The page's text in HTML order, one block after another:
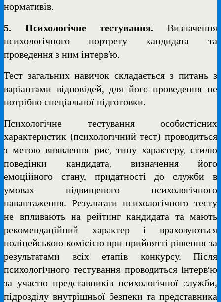
нормативів.
5.
Психологічне тестування. Визначення
психологічного портрету кандидата та
проведення з ним інтерв′ю.
Тест загальних навичок складається з питань з
варіантами відповідей, для його проведення не
потрібно спеціальної підготовки.
Психологічне тестування особистісних
характеристик (психологічний тест) проводиться
з метою виявлення рис, типу характеру, стилю
поведінки кандидата, визначення його
емоційного стану, придатності до служби в
умовах підвищеного психологічного
навантаження. Результати психологічного тесту
не впливають на рейтинг кандидата та мають
рекомендаційний характер і враховуються
поліцейською комісією при прийнятті рішення за
результатами всіх етапів конкурсу. Після
психологічного тестування проводиться інтерв′ю
за участю представників психологічної служби,
підрозділу внутрішньої безпеки та представника